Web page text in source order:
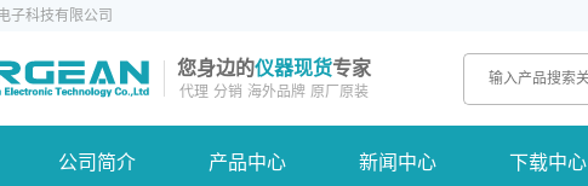
子科技有限公司
您身边的仪器现货专家
代理 分销 海外品牌 原厂原装
公司简介 产品中心 新闻中心 下载中心